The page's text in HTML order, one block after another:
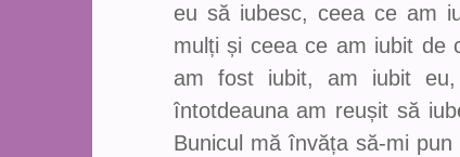
eu să iubesc, ceea ce am
mulți și ceea ce am iubit de
am fost iubit, am iubit
întotdeauna am reușit să
Bunicul mă învăța să-mi